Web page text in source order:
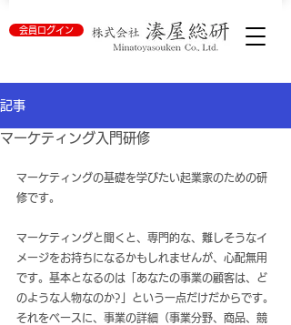
会員ログイン
記事
マーケティング入門研修
マーケティングの基礎を学びたい起業家のための研
修です。
マーケティングと聞くと、専門的な、難しそうなイ
メージをお持ちになるかもしれませんが、心配無用
です。基本となるのは「あなたの事業の顧客は、ど
のような人物なのか?」という一点だけだからです。
それをベースに、事業の詳細（事業分野、商品、競